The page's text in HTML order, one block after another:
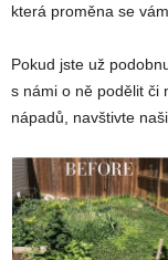
která proměna se
Pokud jste už
s námi o ně podělit či
nápadů, navštivte